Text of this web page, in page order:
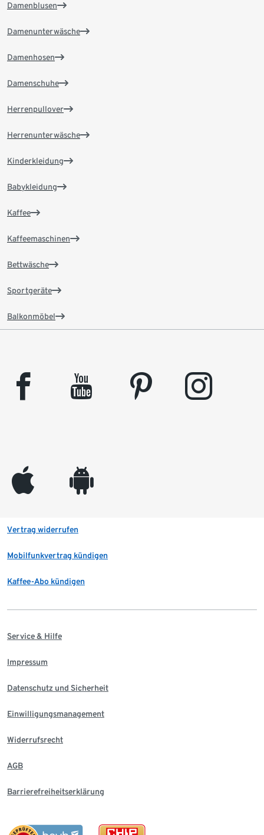
Damenblusen
Damenunterwäsche
Damenhosen
Damenschuhe
Herrenpullover
Herrenunterwäsche
Kinderkleidung
Babykleidung
Kaffee
Kaffeemaschinen
Bettwäsche
Sportgeräte
Balkonmöbel
facebook youtube pinterest instagram
appleinc android
Vertrag widerrufen
Mobilfunkvertrag kündigen
Kaffee-Abo kündigen
Service & Hilfe
Impressum
Datenschutz und Sicherheit
Einwilligungsmanagement
Widerrufsrecht
AGB
Barrierefreiheitserklärung